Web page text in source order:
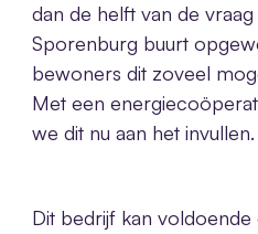
dan de helft van de
Sporenburg buurt
bewoners dit zoveel
Met een
we dit nu aan het invullen.
Dit bedrijf kan voldoende